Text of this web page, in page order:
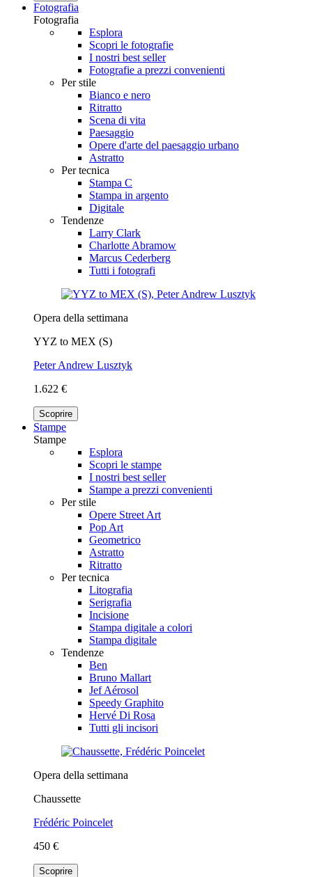
Fotografia
Fotografia
Esplora
Scopri le fotografie
I nostri best seller
Fotografie a prezzi convenienti
Per stile
Bianco e nero
Ritratto
Scena di vita
Paesaggio
Opere d'arte del paesaggio urbano
Astratto
Per tecnica
Stampa C
Stampa in argento
Digitale
Tendenze
Larry Clark
Charlotte Abramow
Marcus Cederberg
Tutti i fotografi
Opera della settimana
YYZ to MEX (S)
Peter Andrew Lusztyk
1.622 €
Scoprire
Stampe
Stampe
Esplora
Scopri le stampe
I nostri best seller
Stampe a prezzi convenienti
Per stile
Opere Street Art
Pop Art
Geometrico
Astratto
Ritratto
Per tecnica
Litografia
Serigrafia
Incisione
Stampa digitale a colori
Stampa digitale
Tendenze
Ben
Bruno Mallart
Jef Aérosol
Speedy Graphito
Hervé Di Rosa
Tutti gli incisori
Opera della settimana
Chaussette
Frédéric Poincelet
450 €
Scoprire